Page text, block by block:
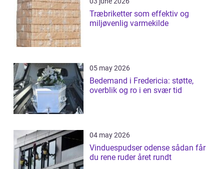
Træbriketter som effektiv og
miljøvenlig varmekilde
05 may 2026
Bedemand i Fredericia: støtte,
overblik og ro i en svær tid
04 may 2026
Vinduespudser odense sådan får
du rene ruder året rundt